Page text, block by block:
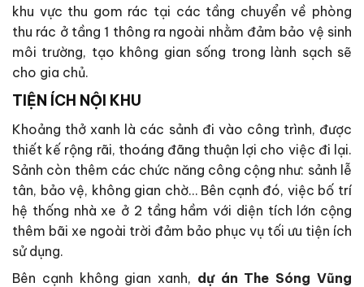
khu vực thu gom rác tại các tầng chuyển về phòng
thu rác ở tầng 1 thông ra ngoài nhằm đảm bảo vệ sinh
môi trường, tạo không gian sống trong lành sạch sẽ
cho gia chủ.
TIỆN ÍCH NỘI KHU
Khoảng thở xanh là các sảnh đi vào công trình, được
thiết kế rộng rãi, thoáng đãng thuận lợi cho việc đi lại.
Sảnh còn thêm các chức năng công cộng như: sảnh lễ
tân, bảo vệ, không gian chờ… Bên cạnh đó, việc bố trí
hệ thống nhà xe ở 2 tầng hầm với diện tích lớn cộng
thêm bãi xe ngoài trời đảm bảo phục vụ tối ưu tiện ích
sử dụng.
Bên cạnh không gian xanh, dự án The Sóng Vũng